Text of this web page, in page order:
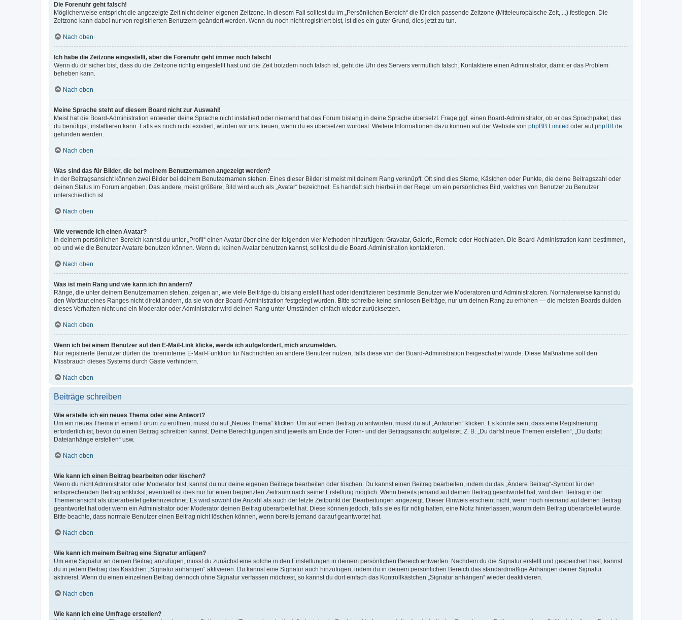
Die Forenuhr geht falsch!
Möglicherweise entspricht die angezeigte Zeit nicht deiner eigenen Zeitzone. In diesem Fall solltest du im „Persönlichen Bereich“ die für dich passende Zeitzone (Mitteleuropäische Zeit, ...) festlegen. Die
Zeitzone kann dabei nur von registrierten Benutzern geändert werden. Wenn du noch nicht registriert bist, ist dies ein guter Grund, dies jetzt zu tun.
Nach oben
Ich habe die Zeitzone eingestellt, aber die Forenuhr geht immer noch falsch!
Wenn du dir sicher bist, dass du die Zeitzone richtig eingestellt hast und die Zeit trotzdem noch falsch ist, geht die Uhr des Servers vermutlich falsch. Kontaktiere einen Administrator, damit er das Problem
beheben kann.
Nach oben
Meine Sprache steht auf diesem Board nicht zur Auswahl!
Meist hat die Board-Administration entweder deine Sprache nicht installiert oder niemand hat das Forum bislang in deine Sprache übersetzt. Frage ggf. einen Board-Administrator, ob er das Sprachpaket, das
du benötigst, installieren kann. Falls es noch nicht existiert, würden wir uns freuen, wenn du es übersetzen würdest. Weitere Informationen dazu können auf der Website von phpBB Limited oder aufphpBB.de
gefunden werden.
Nach oben
Was sind das für Bilder, die bei meinem Benutzernamen angezeigt werden?
In der Beitragsansicht können zwei Bilder bei deinem Benutzernamen stehen. Eines dieser Bilder ist meist mit deinem Rang verknüpft: Oft sind dies Sterne, Kästchen oder Punkte, die deine Beitragszahl oder
deinen Status im Forum angeben. Das andere, meist größere, Bild wird auch als „Avatar“ bezeichnet. Es handelt sich hierbei in der Regel um ein persönliches Bild, welches von Benutzer zu Benutzer
unterschiedlich ist.
Nach oben
Wie verwende ich einen Avatar?
In deinem persönlichen Bereich kannst du unter „Profil“ einen Avatar über eine der folgenden vier Methoden hinzufügen: Gravatar, Galerie, Remote oder Hochladen. Die Board-Administration kann bestimmen,
ob und wie die Benutzer Avatare benutzen können. Wenn du keinen Avatar benutzen kannst, solltest du die Board-Administration kontaktieren.
Nach oben
Was ist mein Rang und wie kann ich ihn ändern?
Ränge, die unter deinem Benutzernamen stehen, zeigen an, wie viele Beiträge du bislang erstellt hast oder identifizieren bestimmte Benutzer wie Moderatoren und Administratoren. Normalerweise kannst du
den Wortlaut eines Ranges nicht direkt ändern, da sie von der Board-Administration festgelegt wurden. Bitte schreibe keine sinnlosen Beiträge, nur um deinen Rang zu erhöhen — die meisten Boards dulden
dieses Verhalten nicht und ein Moderator oder Administrator wird deinen Rang unter Umständen einfach wieder zurücksetzen.
Nach oben
Wenn ich bei einem Benutzer auf den E-Mail-Link klicke, werde ich aufgefordert, mich anzumelden.
Nur registrierte Benutzer dürfen die foreninterne E-Mail-Funktion für Nachrichten an andere Benutzer nutzen, falls diese von der Board-Administration freigeschaltet wurde. Diese Maßnahme soll den
Missbrauch dieses Systems durch Gäste verhindern.
Nach oben
Beiträge schreiben
Wie erstelle ich ein neues Thema oder eine Antwort?
Um ein neues Thema in einem Forum zu eröffnen, musst du auf „Neues Thema“ klicken. Um auf einen Beitrag zu antworten, musst du auf „Antworten“ klicken. Es könnte sein, dass eine Registrierung
erforderlich ist, bevor du einen Beitrag schreiben kannst. Deine Berechtigungen sind jeweils am Ende der Foren- und der Beitragsansicht aufgelistet. Z. B. „Du darfst neue Themen erstellen“, „Du darfst
Dateianhänge erstellen“ usw.
Nach oben
Wie kann ich einen Beitrag bearbeiten oder löschen?
Wenn du nicht Administrator oder Moderator bist, kannst du nur deine eigenen Beiträge bearbeiten oder löschen. Du kannst einen Beitrag bearbeiten, indem du das „Ändere Beitrag“-Symbol für den
entsprechenden Beitrag anklickst; eventuell ist dies nur für einen begrenzten Zeitraum nach seiner Erstellung möglich. Wenn bereits jemand auf deinen Beitrag geantwortet hat, wird dein Beitrag in der
Themenansicht als überarbeitet gekennzeichnet. Es wird sowohl die Anzahl als auch der letzte Zeitpunkt der Bearbeitungen angezeigt. Dieser Hinweis erscheint nicht, wenn noch niemand auf deinen Beitrag
geantwortet hat oder wenn ein Administrator oder Moderator deinen Beitrag überarbeitet hat. Diese können jedoch, falls sie es für nötig halten, eine Notiz hinterlassen, warum dein Beitrag überarbeitet wurde.
Bitte beachte, dass normale Benutzer einen Beitrag nicht löschen können, wenn bereits jemand darauf geantwortet hat.
Nach oben
Wie kann ich meinem Beitrag eine Signatur anfügen?
Um eine Signatur an deinen Beitrag anzufügen, musst du zunächst eine solche in den Einstellungen in deinem persönlichen Bereich entwerfen. Nachdem du die Signatur erstellt und gespeichert hast, kannst
du in jedem Beitrag das Kästchen „Signatur anhängen“ aktivieren. Du kannst eine Signatur auch hinzufügen, indem du in deinem persönlichen Bereich das standardmäßige Anhängen deiner Signatur
aktivierst. Wenn du einen einzelnen Beitrag dennoch ohne Signatur verfassen möchtest, so kannst du dort einfach das Kontrollkästchen „Signatur anhängen“ wieder deaktivieren.
Nach oben
Wie kann ich eine Umfrage erstellen?